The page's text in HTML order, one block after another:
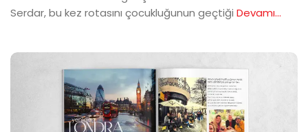
Serdar, bu kez rotasını çocukluğunun geçtiği Devamı...